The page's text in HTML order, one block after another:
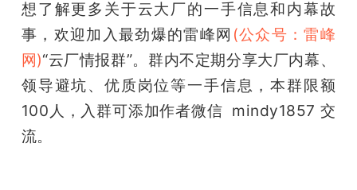
想了解更多关于云大厂的一手信息和内幕故
事，欢迎加入最劲爆的雷峰网 (公众号：雷峰
网)“云厂情报群”。群内不定期分享大厂内幕、
领导避坑、优质岗位等一手信息，本群限额
100人，入群可添加作者微信  mindy1857 交
流。